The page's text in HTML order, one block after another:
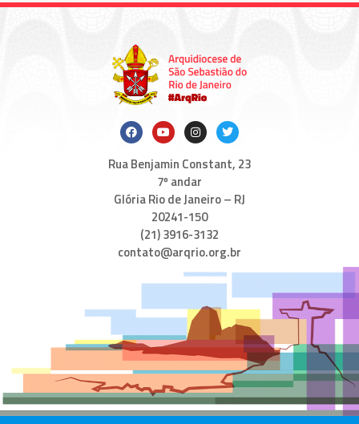
Rua Benjamin Constant, 23
7º andar
Glória Rio de Janeiro – RJ
20241-150
(21) 3916-3132
contato@arqrio.org.br